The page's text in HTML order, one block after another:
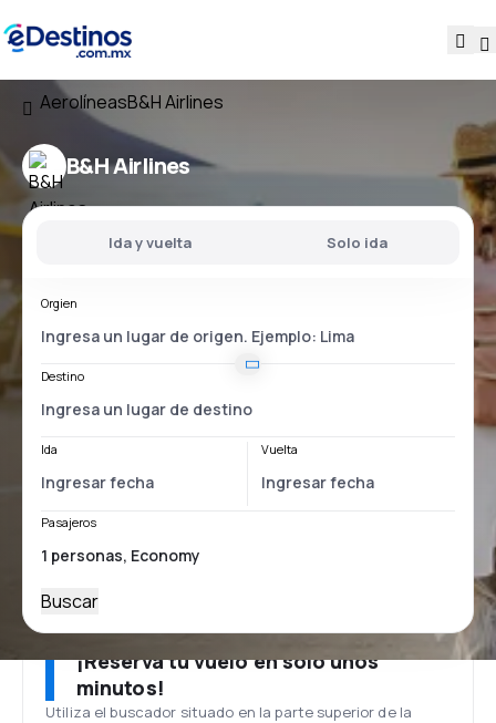
AerolíneasB&H Airlines
B&H Airlines
Ida y vuelta Solo ida
Orgien
Destino
Ida Vuelta
Pasajeros
Buscar
¡Reserva tu vuelo en solo unos
minutos!
Utiliza el buscador situado en la parte superior de la